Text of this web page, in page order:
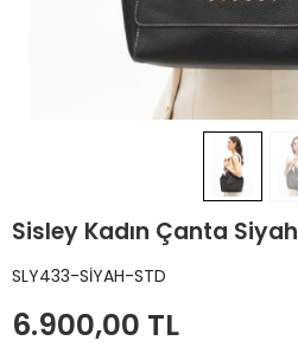
Sisley Kadın Çanta Siyah
SLY433-SİYAH-STD
6.900,00 TL